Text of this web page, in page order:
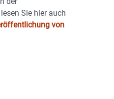
Sie hier auch
von